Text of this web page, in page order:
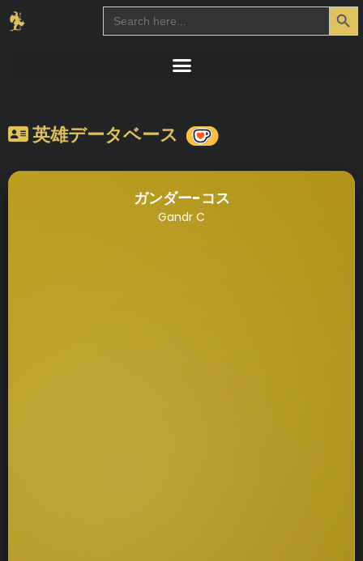
Search
for:
Search Button
英雄データベース
ガンダー-コス
Gandr C